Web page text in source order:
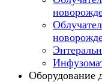
Оборудование